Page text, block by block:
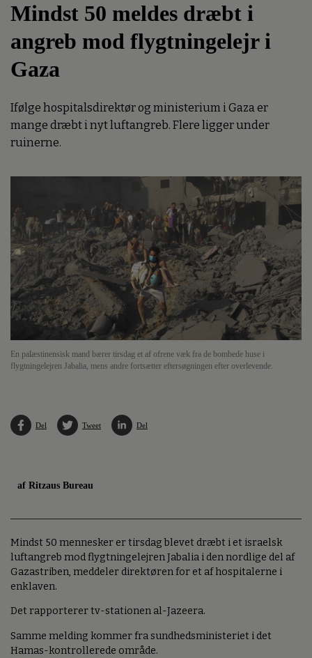
Mindst 50 meldes dræbt i
angreb mod flygtningelejr i
Gaza
Ifølge hospitalsdirektør og ministerium i Gaza er
mange dræbt i nyt luftangreb. Flere ligger under
ruinerne.
En palæstinensisk mand bærer tirsdag et af ofrene væk fra de bombede huse i
flygtningelejren Jabalia, mens andre fortsætter eftersøgningen efter overlevende.
Del Tweet Del
af Ritzaus Bureau
Mindst 50 mennesker er tirsdag blevet dræbt i et israelsk
luftangreb mod flygtningelejren Jabalia i den nordlige del af
Gazastriben, meddeler direktøren for et af hospitalerne i
enklaven.
Det rapporterer tv-stationen al-Jazeera.
Samme melding kommer fra sundhedsministeriet i det
Hamas-kontrollerede område.